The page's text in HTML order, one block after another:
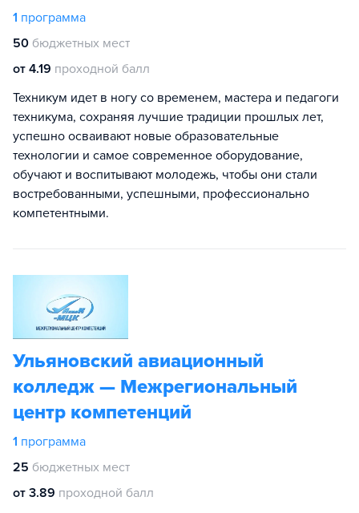
1 программа
50 бюджетных мест
от 4.19 проходной балл
Техникум идет в ногу со временем, мастера и педагоги
техникума, сохраняя лучшие традиции прошлых лет,
успешно осваивают новые образовательные
технологии и самое современное оборудование,
обучают и воспитывают молодежь, чтобы они стали
востребованными, успешными, профессионально
компетентными.
Ульяновский авиационный
колледж — Межрегиональный
центр компетенций
1 программа
25 бюджетных мест
от 3.89 проходной балл